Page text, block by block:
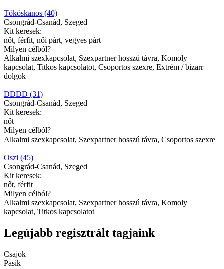
Tököskanos (40)
Csongrád-Csanád, Szeged
Kit keresek:
nőt, férfit, női párt, vegyes párt
Milyen célból?
Alkalmi szexkapcsolat, Szexpartner hosszú távra, Komoly
kapcsolat, Titkos kapcsolatot, Csoportos szexre, Extrém / bizarr
dolgok
DDDD (31)
Csongrád-Csanád, Szeged
Kit keresek:
nőt
Milyen célból?
Alkalmi szexkapcsolat, Szexpartner hosszú távra, Csoportos szexre
Oszi (45)
Csongrád-Csanád, Szeged
Kit keresek:
nőt, férfit
Milyen célból?
Alkalmi szexkapcsolat, Szexpartner hosszú távra, Komoly
kapcsolat, Titkos kapcsolatot
Legújabb regisztrált tagjaink
Csajok
Pasik